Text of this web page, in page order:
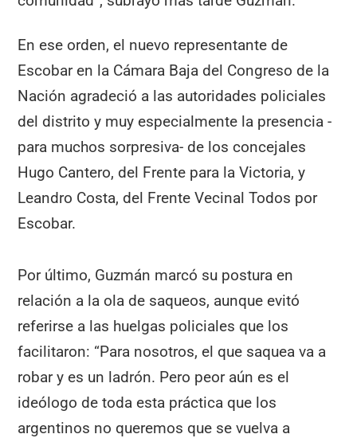
En ese orden, el nuevo representante de
Escobar en la Cámara Baja del Congreso de la
Nación agradeció a las autoridades policiales
del distrito y muy especialmente la presencia -
para muchos sorpresiva- de los concejales
Hugo Cantero, del Frente para la Victoria, y
Leandro Costa, del Frente Vecinal Todos por
Escobar.
Por último, Guzmán marcó su postura en
relación a la ola de saqueos, aunque evitó
referirse a las huelgas policiales que los
facilitaron: “Para nosotros, el que saquea va a
robar y es un ladrón. Pero peor aún es el
ideólogo de toda esta práctica que los
argentinos no queremos que se vuelva a